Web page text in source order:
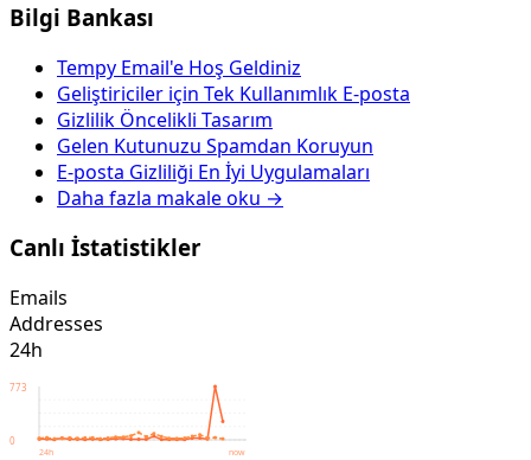
Bilgi Bankası
Tempy Email'e Hoş Geldiniz
Geliştiriciler için Tek Kullanımlık E-posta
Gizlilik Öncelikli Tasarım
Gelen Kutunuzu Spamdan Koruyun
E-posta Gizliliği En İyi Uygulamaları
Daha fazla makale oku →
Canlı İstatistikler
Emails
Addresses
24h
773
0
24h now